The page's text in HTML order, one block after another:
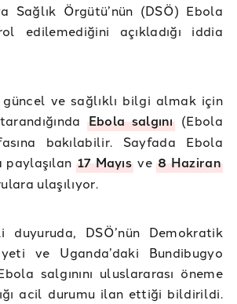
Sağlık Örgütü’nün (DSÖ) Ebola
edilemediğini açıkladığı iddia
güncel ve sağlıklı bilgi almak için
Ebola salgını(Ebola
bakılabilir. Sayfada Ebola
paylaşılan 17 Mayıs ve8 Haziran
ulaşılıyor.
duyuruda, DSÖ’nün Demokratik
ve Uganda’daki Bundibugyo
salgınını uluslararası öneme
acil durumu ilan ettiği bildirildi.